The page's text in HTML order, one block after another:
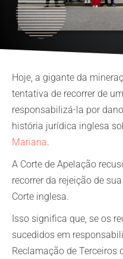
Hoje, a gigante da
tentativa de recorrer de
responsabilizá-la por
história jurídica inglesa
Mariana.
A Corte de Apelação
recorrer da rejeição de
Corte inglesa.
Isso significa que, se os
sucedidos em
Reclamação de Terceiros